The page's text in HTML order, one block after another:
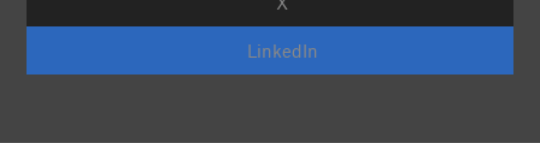
LinkedIn